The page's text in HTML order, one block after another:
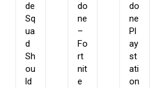
de
Sq
ua
d
Sh
ou
ld
do
ne
–
Fo
rt
nit
e
do
ne
Pl
ay
st
ati
on